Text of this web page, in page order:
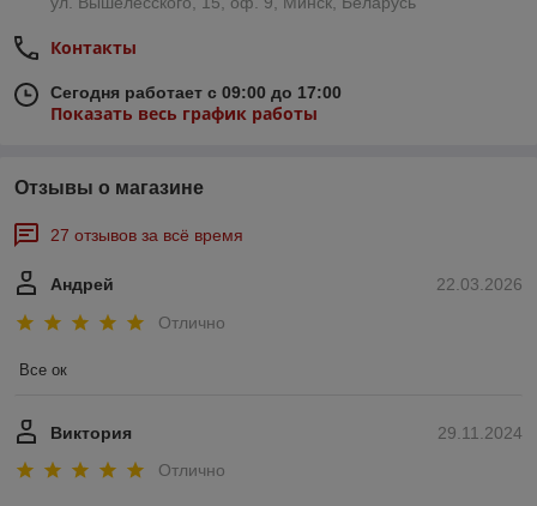
Контакты
Сегодня работает с 09:00 до 17:00
Показать весь график работы
Отзывы о магазине
27 отзывов за всё время
22.03.2026
Андрей
Отлично
Все ок
29.11.2024
Виктория
Отлично